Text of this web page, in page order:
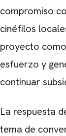
compromiso
cinéfilos
proyecto
esfuerzo y
continuar
La respuesta
tema de